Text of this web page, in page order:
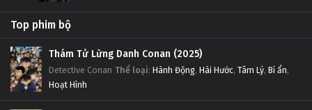
Top phim bộ
Thám Tử Lừng Danh Conan (2025)
Detective Conan Thể loại: Hành Động, Hài Hước, Tâm Lý, Bí ẩn,
Hoạt Hình